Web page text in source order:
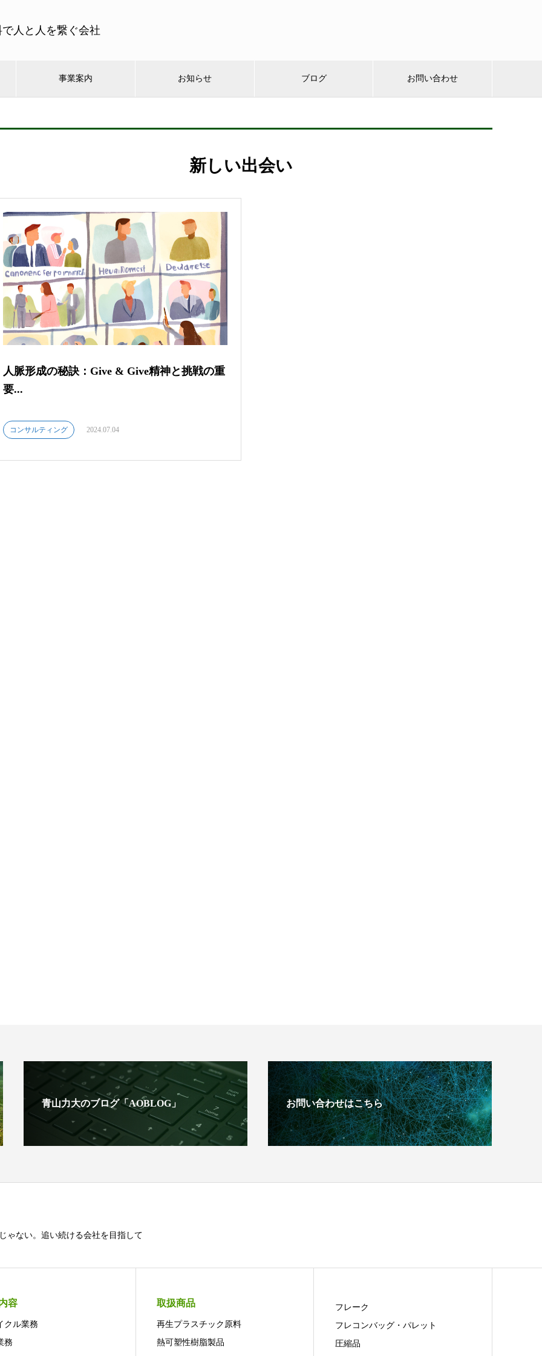
人と人を繋ぐ会社
事業案内 お知らせ ブログ お問い合わせ
新しい出会い
人脈形成の秘訣：Give & Give精神と挑戦の重
要...
コンサルティング 2024.07.04
青山力大のブログ「AOBLOG」 お問い合わせはこちら
ゃない。追い続ける会社を目指して
容
クル業務
務
取扱商品
再生プラスチック原料
熱可塑性樹脂製品
フレーク
フレコンバッグ・パレット
圧縮品